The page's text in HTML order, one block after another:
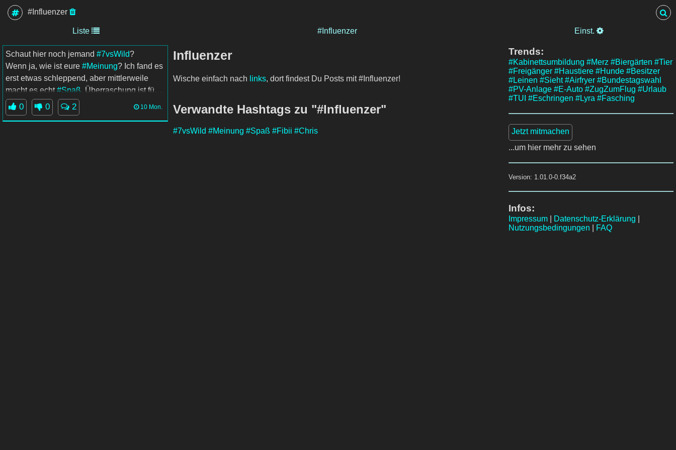
#Influenzer
Liste #Influenzer Einst.
Schaut hier noch jemand #7vsWild?
Wenn ja, wie ist eure #Meinung? Ich fand es
erst etwas schleppend, aber mittlerweile
macht es echt#Spaß. Überraschung ist für
mich#Fibii, die wirklich gut abliefert. Nervig
finde ich allerdings#Chris
0 0 2 10 Mon.
Influenzer
Wische einfach nach links, dort findest Du Posts mit #Influenzer!
Verwandte Hashtags zu "#Influenzer"
#7vsWild #Meinung #Spaß #Fibii #Chris
Trends:
#Kabinettsumbildung #Merz #Biergärten #Tier
#Freigänger #Haustiere #Hunde #Besitzer
#Leinen #Sieht #Airfryer #Bundestagswahl
#PV-Anlage #E-Auto #ZugZumFlug #Urlaub
#TUI #Eschringen #Lyra #Fasching
Jetzt mitmachen
...um hier mehr zu sehen
Version: 1.01.0-0.f34a2
Infos:
Impressum| Datenschutz-Erklärung
Nutzungsbedingungen
FAQ